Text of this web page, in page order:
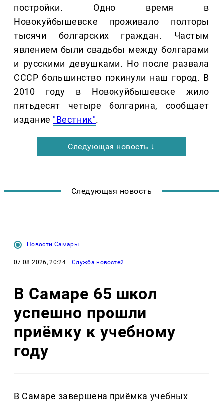
постройки. Одно время в
Новокуйбышевске проживало полторы
тысячи болгарских граждан. Частым
явлением были свадьбы между болгарами
и русскими девушками. Но после развала
СССР большинство покинули наш город. В
2010 году в Новокуйбышевске жило
пятьдесят четыре болгарина, сообщает
издание "Вестник".
Следующая новость ↓
Следующая новость
Новости Самары
07.08.2026, 20:24 · Служба новостей
В Самаре 65 школ
успешно прошли
приёмку к учебному
году
В Самаре завершена приёмка учебных